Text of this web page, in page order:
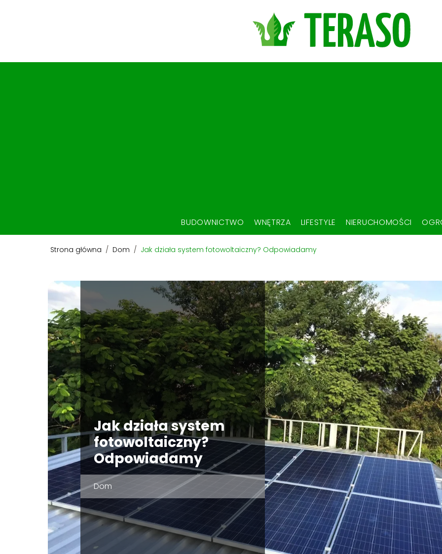
BUDOWNICTWO WNĘTRZA LIFESTYLE NIERUCHOMOŚCI
Strona główna / Dom / Jak działa system fotowoltaiczny? Odpowiadamy
Jak działa system
fotowoltaiczny?
Odpowiadamy
Dom